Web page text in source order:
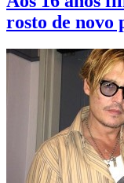
rosto de novo